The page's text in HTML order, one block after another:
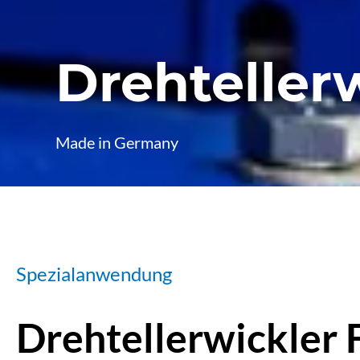
Made in Germany
Spezialanwendung
Drehtellerwickler